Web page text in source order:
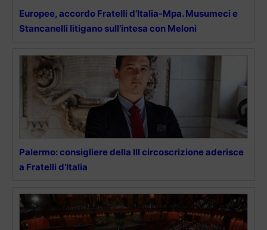
Europee, accordo Fratelli d’Italia-Mpa. Musumeci e
Stancanelli litigano sull’intesa con Meloni
Palermo: consigliere della III circoscrizione aderisce
a Fratelli d’Italia